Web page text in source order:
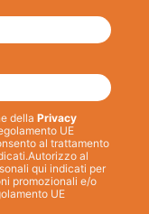
della Privacy
UE
al trattamento
Autorizzo al
qui indicati per
promozionali e/o
UE